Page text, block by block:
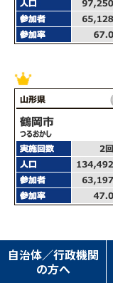
自治体／行政機関
の方へ